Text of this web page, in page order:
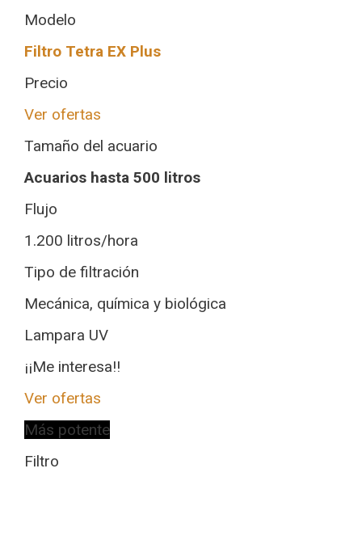
Modelo
Filtro Tetra EX Plus
Precio
Ver ofertas
Tamaño del acuario
Acuarios hasta 500 litros
Flujo
1.200 litros/hora
Tipo de filtración
Mecánica, química y biológica
Lampara UV
¡¡Me interesa!!
Ver ofertas
Más potente
Filtro